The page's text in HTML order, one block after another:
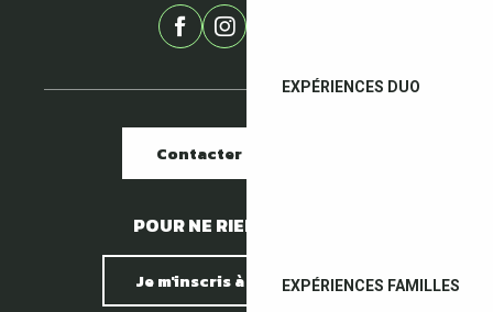
EXPÉRIENCES DUO
EXPÉRIENCES FAMILLES
Contacter nos offices
POUR NE RIEN MANQUER !
Je m'inscris à la newsletter